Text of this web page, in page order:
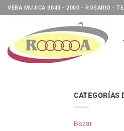
Saltar
al
VERA MUJICA 3843 - 2000 - ROSARIO -
CATEGORÍAS
Bazar